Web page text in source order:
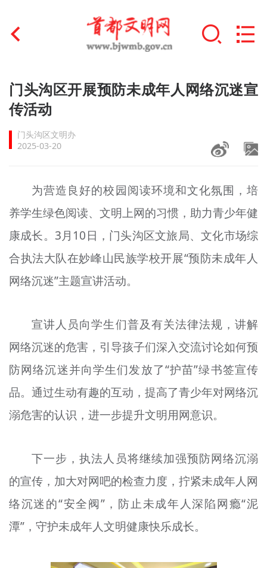
首页
文明创建
文明实践
未成年人思想道德建设
榜样人物
+
身边好人
文明评论
宣传思想文化人才
专题
资料库
+
门头沟区开展预防未成年人网络沉迷宣
传活动
门头沟区文明办
2025-03-20
为营造良好的校园阅读环境和文化氛围，培
养学生绿色阅读、文明上网的习惯，助力青少年健
康成长。3月10日，门头沟区文旅局、文化市场综
合执法大队在妙峰山民族学校开展“预防未成年人
网络沉迷”主题宣讲活动。
宣讲人员向学生们普及有关法律法规，讲解
网络沉迷的危害，引导孩子们深入交流讨论如何预
防网络沉迷并向学生们发放了“护苗”绿书签宣传
品。通过生动有趣的互动，提高了青少年对网络沉
溺危害的认识，进一步提升文明用网意识。
下一步，执法人员将继续加强预防网络沉溺
的宣传，加大对网吧的检查力度，拧紧未成年人网
络沉迷的“安全阀”，防止未成年人深陷网瘾“泥
潭”，守护未成年人文明健康快乐成长。